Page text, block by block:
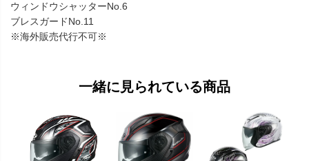
ウィンドウシャッターNo.6
ブレスガードNo.11
※海外販売代行不可※
一緒に見られている商品